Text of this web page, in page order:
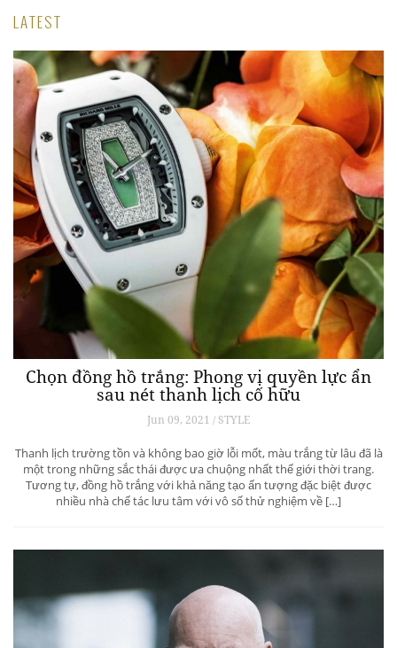
LATEST
Chọn đồng hồ trắng: Phong vị quyền lực ẩn
sau nét thanh lịch cố hữu
Jun 09, 2021 / STYLE
Thanh lịch trường tồn và không bao giờ lỗi mốt, màu trắng từ lâu đã là
một trong những sắc thái được ưa chuộng nhất thế giới thời trang.
Tương tự, đồng hồ trắng với khả năng tạo ấn tượng đặc biệt được
nhiều nhà chế tác lưu tâm với vô số thử nghiệm về […]